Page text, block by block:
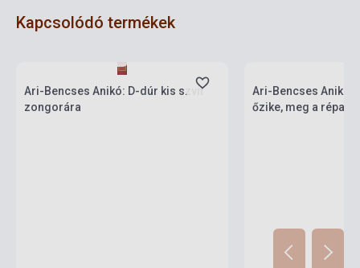
Kapcsolódó termékek
Ari-Bencses Anikó: D-dúr kis szvit
zongorára
Ari-Bencses Anikó:
őzike, meg a répa -